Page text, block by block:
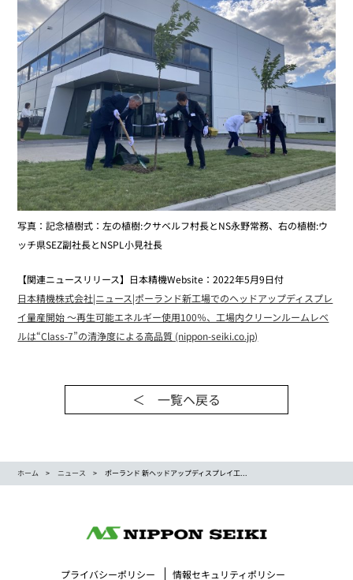
写真：記念植樹式：左の植樹:クサベルフ村長とNS永野常務、右の植樹:ウ
ッチ県SEZ副社長とNSPL小見社長
【関連ニュースリリース】日本精機Website：2022年5月9日付
日本精機株式会社|ニュース|ポーランド新工場でのヘッドアップディスプレ
イ量産開始 ～再生可能エネルギー使用100％、工場内クリーンルームレベ
ルは“Class-7”の清浄度による高品質 (nippon-seiki.co.jp)
＜ 一覧ヘ戻る
ホーム ニュース ポーランド 新ヘッドアップディスプレイ工...
プライバシーポリシー 情報セキュリティポリシー